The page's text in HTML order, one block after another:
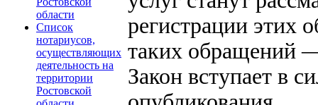
области
Список
нотариусов,
осуществляющих
деятельность на
территории
Ростовской
регистрации этих
таких обращений
Закон вступает в